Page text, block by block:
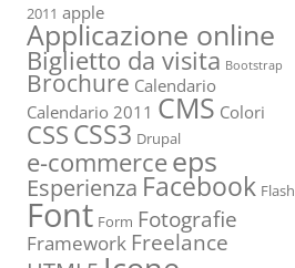
2011 apple
Applicazione online
Biglietto da visita Bootstrap
Brochure Calendario
Calendario 2011 CMS Colori
CSSCSS3 Drupal
e-commerceeps
Esperienza Facebook Flash
Font Form Fotografie
Framework Freelance